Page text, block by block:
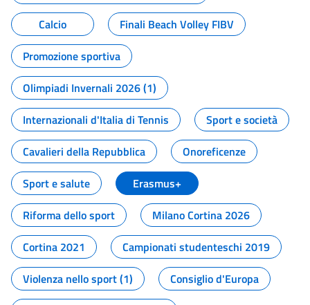
Calcio
Finali Beach Volley FIBV
Promozione sportiva
Olimpiadi Invernali 2026 (1)
Internazionali d'Italia di Tennis
Sport e società
Cavalieri della Repubblica
Onoreficenze
Sport e salute
Erasmus+
Riforma dello sport
Milano Cortina 2026
Cortina 2021
Campionati studenteschi 2019
Violenza nello sport (1)
Consiglio d'Europa